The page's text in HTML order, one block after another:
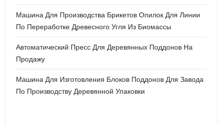
Машина Для Производства Брикетов Опилок Для Линии
По Переработке Древесного Угля Из Биомассы
Автоматический Пресс Для Деревянных Поддонов На
Продажу
Машина Для Изготовления Блоков Поддонов Для Завода
По Производству Деревянной Упаковки